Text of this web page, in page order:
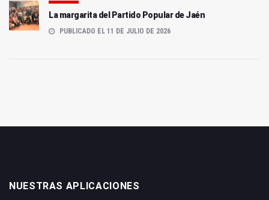
La margarita del Partido Popular de Jaén
PUBLICADO EL 11 DE JULIO DE 2026
NUESTRAS APLICACIONES